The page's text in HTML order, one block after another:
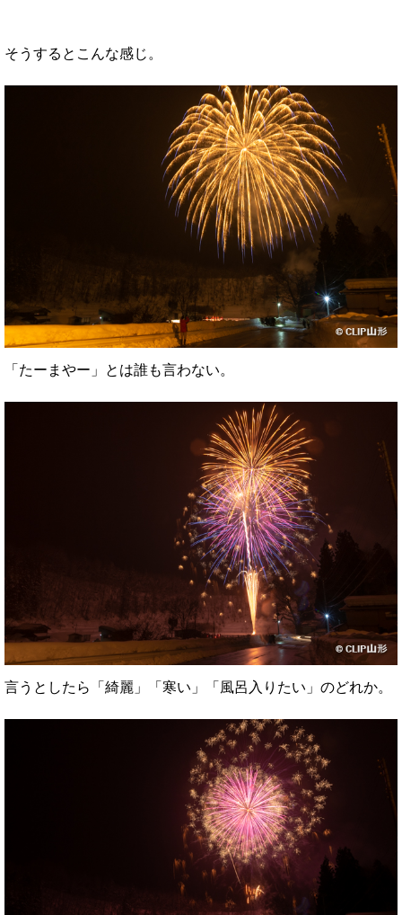
そうするとこんな感じ。
「たーまやー」とは誰も言わない。
言うとしたら「綺麗」「寒い」「風呂入りたい」のどれか。